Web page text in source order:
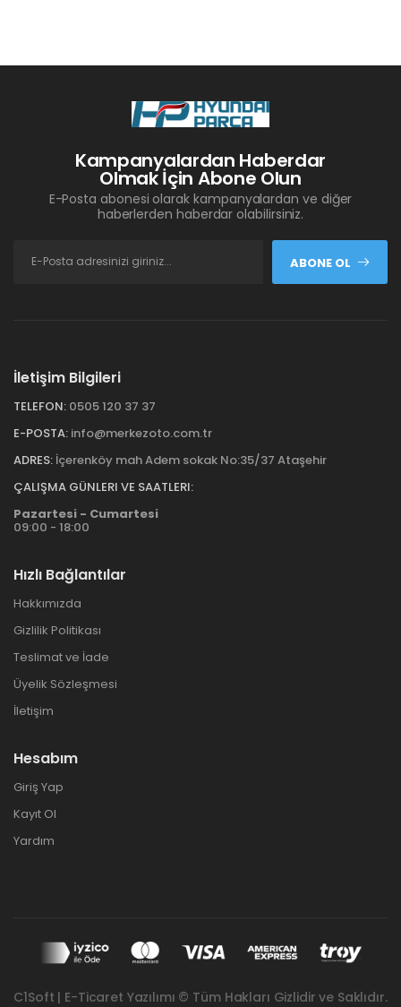
Kampanyalardan Haberdar
Olmak İçin Abone Olun
E-Posta abonesi olarak kampanyalardan ve diğer
haberlerden haberdar olabilirsiniz.
ABONE OL
İletişim Bilgileri
TELEFON: 0505 120 37 37
E-POSTA: info@merkezoto.com.tr
ADRES: İçerenköy mah Adem sokak No:35/37 Ataşehir
ÇALIŞMA GÜNLERI VE SAATLERI:
Pazartesi - Cumartesi
09:00 - 18:00
Hızlı Bağlantılar
Hakkımızda
Gizlilik Politikası
Teslimat ve İade
Üyelik Sözleşmesi
İletişim
Hesabım
Giriş Yap
Kayıt Ol
Yardım
C1Soft | E-Ticaret Yazılımı © Tüm Hakları Gizlidir ve Saklıdır.